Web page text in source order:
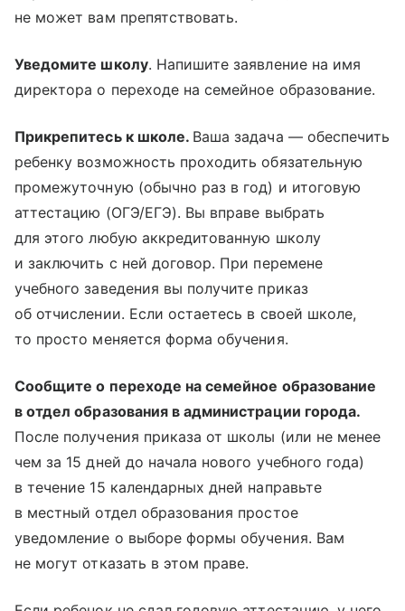
не может вам препятствовать.
Уведомите школу. Напишите заявление на имя
директора о переходе на семейное образование.
Прикрепитесь к школе. Ваша задача — обеспечить
ребенку возможность проходить обязательную
промежуточную (обычно раз в год) и итоговую
аттестацию (ОГЭ/ЕГЭ). Вы вправе выбрать
для этого любую аккредитованную школу
и заключить с ней договор. При перемене
учебного заведения вы получите приказ
об отчислении. Если остаетесь в своей школе,
то просто меняется форма обучения.
Сообщите о переходе на семейное образование
в отдел образования в администрации города.
После получения приказа от школы (или не менее
чем за 15 дней до начала нового учебного года)
в течение 15 календарных дней направьте
в местный отдел образования простое
уведомление о выборе формы обучения. Вам
не могут отказать в этом праве.